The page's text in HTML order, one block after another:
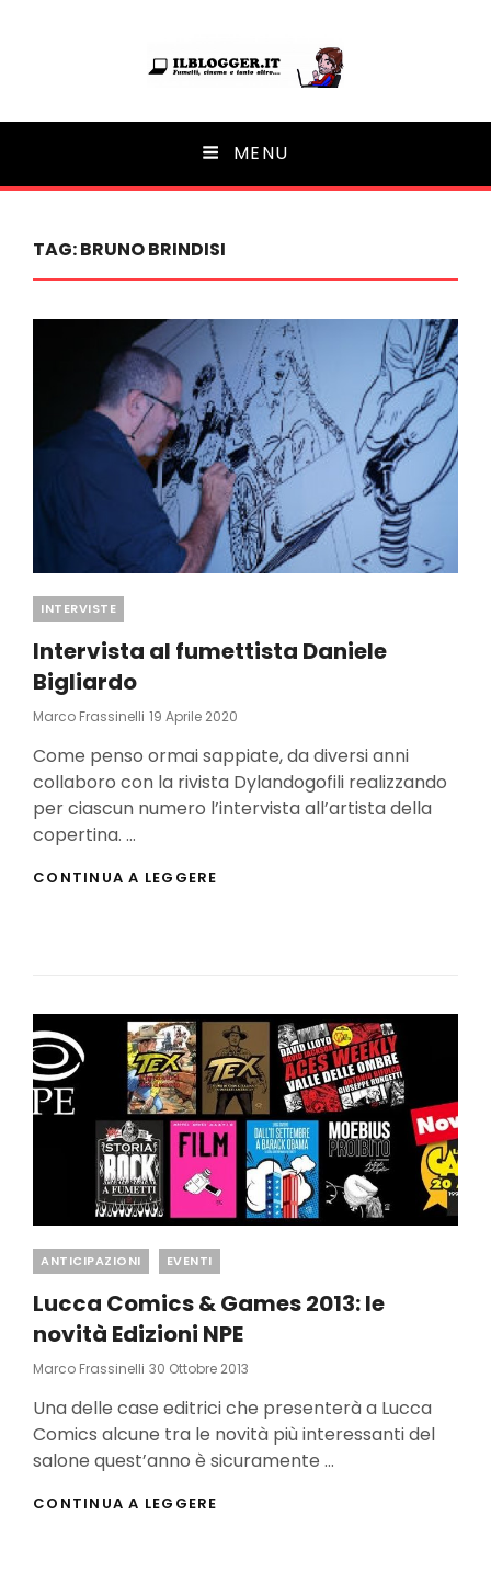
Ilblogger.it
Il portalino di blog | MENU
TAG:BRUNO BRINDISI
Categories
INTERVISTE
Intervista al fumettista Daniele
Bigliardo
Marco Frassinelli Posted
19 Aprile 2020
Come penso ormai sappiate, da diversi anni
collaboro con la rivista Dylandogofili realizzando
per ciascun numero l’intervista all’artista della
copertina. …
CONTINUA A LEGGERE
Categories
ANTICIPAZIONI EVENTI
Lucca Comics & Games 2013: le
novità Edizioni NPE
Marco Frassinelli Posted
30 Ottobre 2013
Una delle case editrici che presenterà a Lucca
Comics alcune tra le novità più interessanti del
salone quest’anno è sicuramente …
CONTINUA A LEGGERE